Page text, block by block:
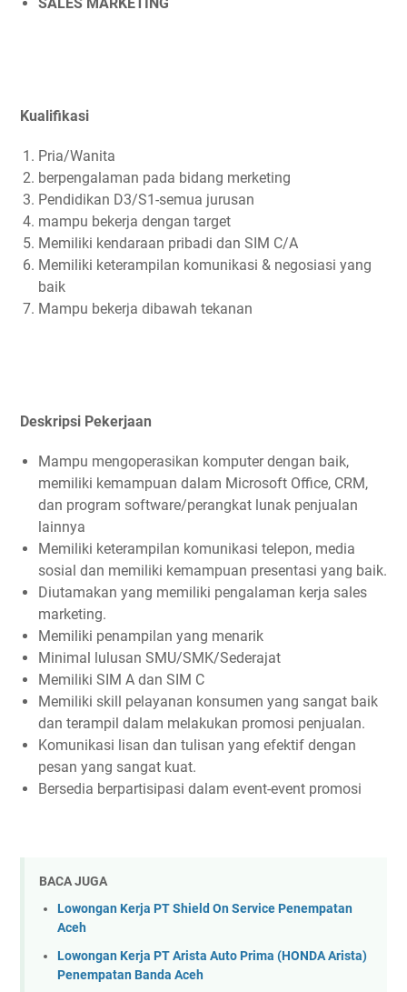
Kualifikasi
Pria/Wanita
berpengalaman pada bidang merketing
Pendidikan D3/S1-semua jurusan
mampu bekerja dengan target
Memiliki kendaraan pribadi dan SIM C/A
Memiliki keterampilan komunikasi & negosiasi yang
baik
Mampu bekerja dibawah tekanan
Deskripsi Pekerjaan
Mampu mengoperasikan komputer dengan baik,
memiliki kemampuan dalam Microsoft Office, CRM,
dan program software/perangkat lunak penjualan
lainnya
Memiliki keterampilan komunikasi telepon, media
sosial dan memiliki kemampuan presentasi yang baik.
Diutamakan yang memiliki pengalaman kerja sales
marketing.
Memiliki penampilan yang menarik
Minimal lulusan SMU/SMK/Sederajat
Memiliki SIM A dan SIM C
Memiliki skill pelayanan konsumen yang sangat baik
dan terampil dalam melakukan promosi penjualan.
Komunikasi lisan dan tulisan yang efektif dengan
pesan yang sangat kuat.
Bersedia berpartisipasi dalam event-event promosi
BACA JUGA
Lowongan Kerja PT Shield On Service Penempatan
Aceh
Lowongan Kerja PT Arista Auto Prima (HONDA Arista)
Penempatan Banda Aceh